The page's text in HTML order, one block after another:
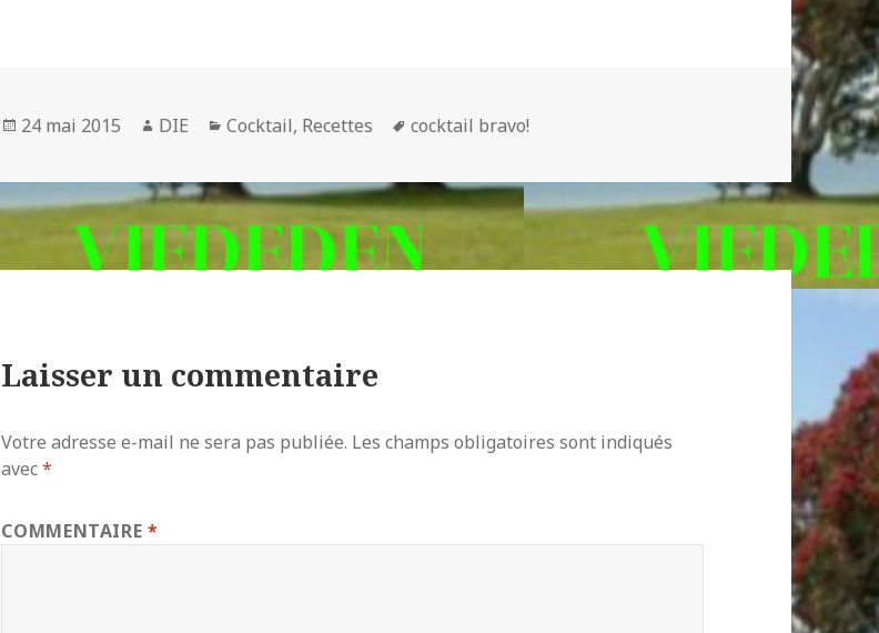
Publié
24 mai 2015 Auteur
DIE Catégories
Cocktail, Recettes
Mots-
cocktail bravo!
Laisser un commentaire
Votre adresse e-mail ne sera pas publiée. Les champs obligatoires sont indiqués
avec*
COMMENTAIRE*